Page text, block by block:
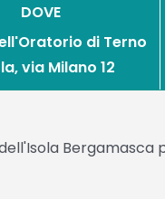
DOVE
di Terno
via Milano 12
Bergamasca